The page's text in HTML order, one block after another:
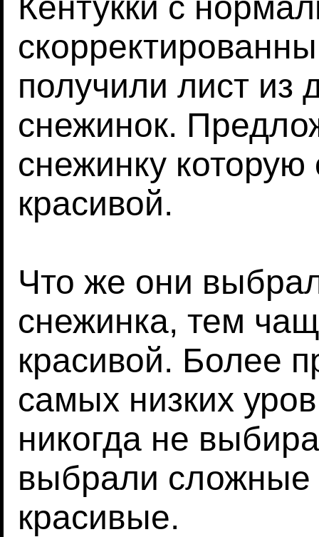
получили лист из
снежинок.
снежинку
красивой.
Что же они
снежинка, тем
красивой. Более
самых низких
никогда не
выбрали сложные
красивые.